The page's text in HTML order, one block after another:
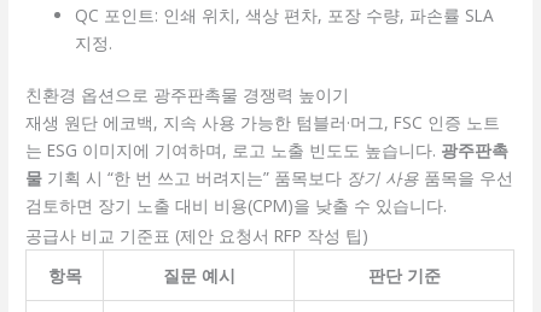
QC 포인트: 인쇄 위치, 색상 편차, 포장 수량, 파손률 SLA
지정.
친환경 옵션으로 광주판촉물 경쟁력 높이기
재생 원단 에코백, 지속 사용 가능한 텀블러·머그, FSC 인증 노트
는 ESG 이미지에 기여하며, 로고 노출 빈도도 높습니다. 광주판촉
물 기획 시 “한 번 쓰고 버려지는” 품목보다 장기 사용 품목을 우선
검토하면 장기 노출 대비 비용(CPM)을 낮출 수 있습니다.
공급사 비교 기준표 (제안 요청서 RFP 작성 팁)
항목
질문 예시 판단 기준